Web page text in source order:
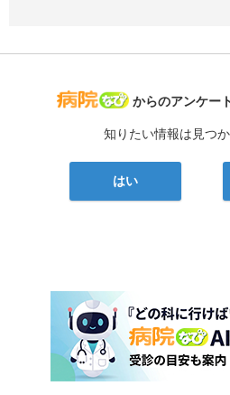
病院なび
からのアンケー
知りたい情報は見つ
はい